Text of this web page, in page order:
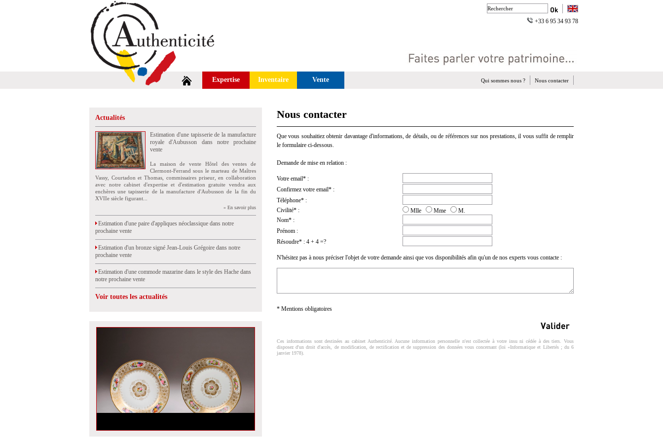
+33 6 95 34 93 78
Expertise Inventaire Vente Nous contacter
Qui sommes nous ?
Actualités
Estimation d'une tapisserie de la manufacture
royale d'Aubusson dans notre prochaine
vente
La maison de vente Hôtel des ventes de
Clermont-Ferrand sous le marteau de Maîtres
Vassy, Courtadon et Thomas, commissaires priseur, en collaboration
avec notre cabinet d'expertise et d'estimation gratuite vendra aux
enchères une tapisserie de la manufacture d'Aubusson de la fin du
XVIIe siècle figurant...
» En savoir plus
Estimation d'une paire d'appliques néoclassique dans notre
prochaine vente
Estimation d'un bronze signé Jean-Louis Grégoire dans notre
prochaine vente
Estimation d'une commode mazarine dans le style des Hache dans
notre prochaine vente
Voir toutes les actualités
Nous contacter
Que vous souhaitiez obtenir davantage d'informations, de détails, ou de références sur nos prestations, il vous suffit de remplir
le formulaire ci-dessous.
Demande de mise en relation :
Votre email* :
Confirmez votre email* :
Téléphone* :
Civilité* :
Mlle Mme
M.
Nom* :
Prénom :
Résoudre* : 4 + 4 =?
N'hésitez pas à nous préciser l'objet de votre demande ainsi que vos disponibilités afin qu'un de nos experts vous contacte :
* Mentions obligatoires
Ces informations sont destinées au cabinet Authenticité. Aucune information personnelle n'est collectée à votre insu ni cédée à des tiers. Vous
disposez d'un droit d'accès, de modification, de rectification et de suppression des données vous concernant (loi «Informatique et Libertés ; du 6
janvier 1978).